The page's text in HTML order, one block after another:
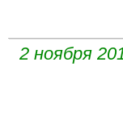
2 ноября